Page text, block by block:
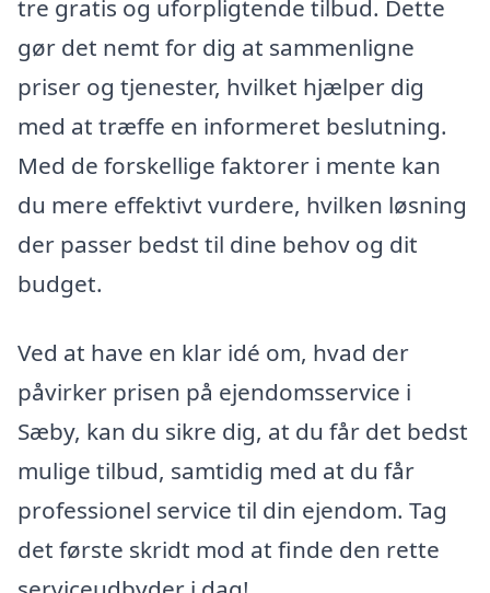
tre gratis og uforpligtende tilbud. Dette
gør det nemt for dig at sammenligne
priser og tjenester, hvilket hjælper dig
med at træffe en informeret beslutning.
Med de forskellige faktorer i mente kan
du mere effektivt vurdere, hvilken løsning
der passer bedst til dine behov og dit
budget.
Ved at have en klar idé om, hvad der
påvirker prisen på ejendomsservice i
Sæby, kan du sikre dig, at du får det bedst
mulige tilbud, samtidig med at du får
professionel service til din ejendom. Tag
det første skridt mod at finde den rette